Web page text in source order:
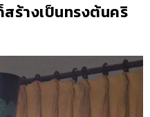
ร้างเป็นทรงต้นคริ